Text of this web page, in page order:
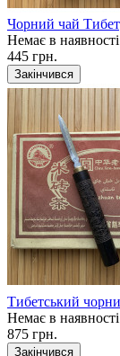
Чорний чай
Немає в наявності
445 грн.
Закінчився
Тибетський
Немає в наявності
875 грн.
Закінчився